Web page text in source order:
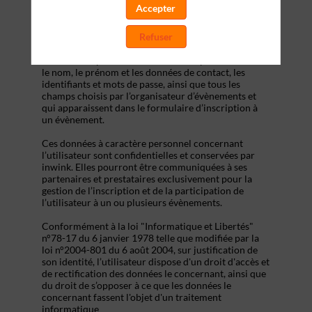
évènement, et de consulter les informations relatives
à l’organisation pratique et logistique d’un
le nom, le prénom et les données de contact, les
identifiants et mots de passe, ainsi que tous les
champs choisis par l’organisateur d’évènements et
qui apparaissent dans le formulaire d’inscription à
un évènement.
Ces données à caractère personnel concernant
l’utilisateur sont confidentielles et conservées par
inwink. Elles pourront être communiquées à ses
partenaires et prestataires exclusivement pour la
gestion de l’inscription et de la participation de
l’utilisateur à un ou plusieurs évènements.
Conformément à la loi "Informatique et Libertés"
n°78-17 du 6 janvier 1978 telle que modifiée par la
loi n°2004-801 du 6 août 2004, sur justification de
son identité, l’utilisateur dispose d'un droit d'accès et
de rectification des données le concernant, ainsi que
du droit de s’opposer à ce que les données le
concernant fassent l'objet d'un traitement
informatique
Accepter
Refuser